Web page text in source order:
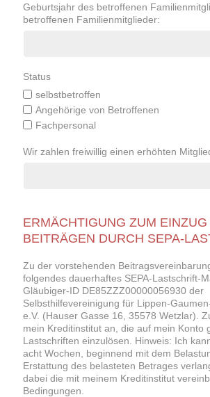
Geburtsjahr des betroffenen
betroffenen Familienmitglieder:
Status
selbstbetroffen
Angehörige von Betroffenen
Fachpersonal
Wir zahlen freiwillig einen erhöhten
ERMÄCHTIGUNG ZUM EINZUG
BEITRÄGEN DURCH SEPA-
Zu der vorstehenden
folgendes dauerhaftes SEPA-Lastschrift-
Gläubiger-ID DE85ZZZ00000056930 der
Selbsthilfevereinigung für Lippen-
e.V. (Hauser Gasse 16, 35578 Wetzlar).
mein Kreditinstitut an, die auf mein Konto
Lastschriften einzulösen. Hinweis: Ich
acht Wochen, beginnend mit dem
Erstattung des belasteten Betrages
dabei die mit meinem Kreditinstitut
Bedingungen.